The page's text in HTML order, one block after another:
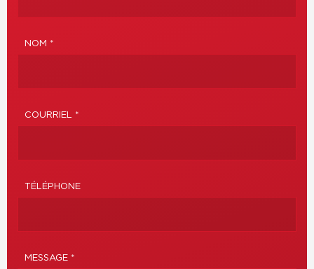
NOM *
COURRIEL *
TÉLÉPHONE
MESSAGE *